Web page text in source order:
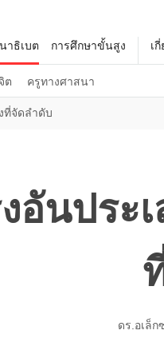
าธิเบต
ต ครูทางศาสนา
การศึกษาขั้นสูง เ
ที่จัดลำดับ
อันประ
ดร.อเล็ก